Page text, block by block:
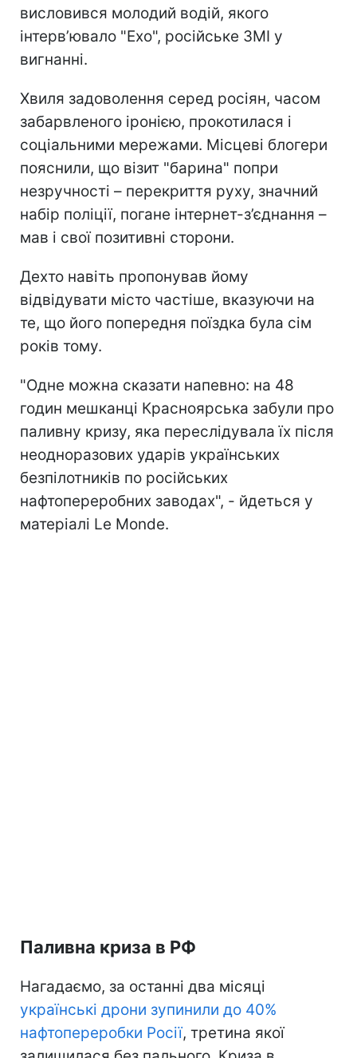
висловився молодий водій, якого
інтерв’ювало "Ехо", російське ЗМІ у
вигнанні.
Хвиля задоволення серед росіян, часом
забарвленого іронією, прокотилася і
соціальними мережами. Місцеві блогери
пояснили, що візит "барина" попри
незручності – перекриття руху, значний
набір поліції, погане інтернет-з’єднання –
мав і свої позитивні сторони.
Дехто навіть пропонував йому
відвідувати місто частіше, вказуючи на
те, що його попередня поїздка була сім
років тому.
"Одне можна сказати напевно: на 48
годин мешканці Красноярська забули про
паливну кризу, яка переслідувала їх після
неодноразових ударів українських
безпілотників по російських
нафтопереробних заводах", - йдеться у
матеріалі Le Monde.
Паливна криза в РФ
Нагадаємо, за останні два місяці
українські дрони зупинили до 40%
нафтопереробки Росії, третина якої